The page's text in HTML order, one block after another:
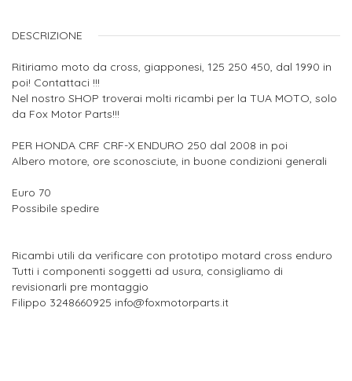
DESCRIZIONE
Ritiriamo moto da cross, giapponesi, 125 250 450, dal 1990 in
poi! Contattaci !!!
Nel nostro SHOP troverai molti ricambi per la TUA MOTO, solo
da Fox Motor Parts!!!
PER HONDA CRF CRF-X ENDURO 250 dal 2008 in poi
Albero motore, ore sconosciute, in buone condizioni generali
Euro 70
Possibile spedire
Ricambi utili da verificare con prototipo motard cross enduro
Tutti i componenti soggetti ad usura, consigliamo di
revisionarli pre montaggio
Filippo 3248660925 info@foxmotorparts.it